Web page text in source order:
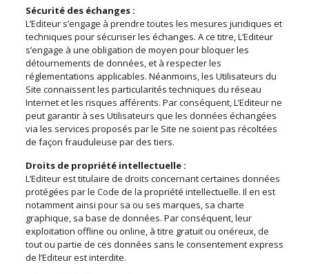
Sécurité des échanges :
L’Editeur s’engage à prendre toutes les mesures juridiques et
techniques pour sécuriser les échanges. A ce titre, L’Editeur
s’engage à une obligation de moyen pour bloquer les
détournements de données, et à respecter les
réglementations applicables. Néanmoins, les Utilisateurs du
Site connaissent les particularités techniques du réseau
Internet et les risques afférents. Par conséquent, L’Editeur ne
peut garantir à ses Utilisateurs que les données échangées
via les services proposés par le Site ne soient pas récoltées
de façon frauduleuse par des tiers.
Droits de propriété intellectuelle :
L’Editeur est titulaire de droits concernant certaines données
protégées par le Code de la propriété intellectuelle. Il en est
notamment ainsi pour sa ou ses marques, sa charte
graphique, sa base de données. Par conséquent, leur
exploitation offline ou online, à titre gratuit ou onéreux, de
tout ou partie de ces données sans le consentement express
de l’Editeur est interdite.